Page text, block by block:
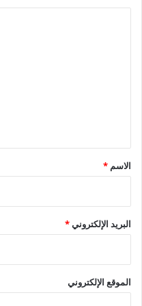
*
الاسم *
البريد الإلكتروني*
الموقع الإلكتروني